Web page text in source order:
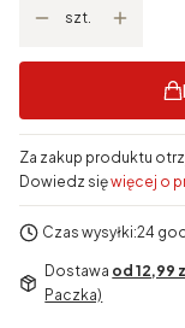
szt.
Za zakup produktu
Dowiedz sięwięcej o
Czas wysyłki:24
Dostawa od 12,99
Paczka)